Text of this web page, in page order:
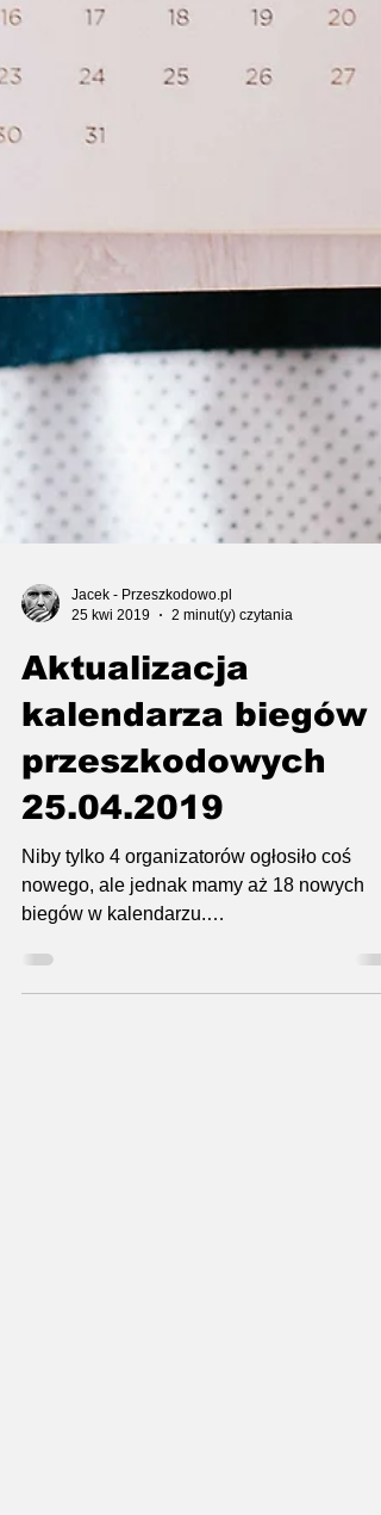
Jacek - Przeszkodowo.pl
25 kwi 2019
2 minut(y) czytania
Aktualizacja
kalendarza biegów
przeszkodowych
25.04.2019
nowego, ale jednak mamy aż 18 nowych
biegów w kalendarzu.